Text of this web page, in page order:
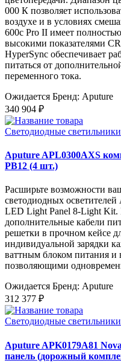
000 К позволяет
воздухе и в условиях
600c Pro II имеет
высокими показателями
HyperSync обеспечивает
питаться от
переменного тока.
Ожидается Бренд: Aputure
340 904 ₽
Светодиодные светильники
Aputure APL0300AXS
PB12 (4 шт.)
Расширьте возможности
светодиодных
LED Light Panel 8-Light Kit.
дополнительные кабели
решетки в прочном кейсе
индивидуальной зарядки
ваттным блоком питания и
позволяющими
Ожидается Бренд: Aputure
312 377 ₽
Светодиодные светильники
Aputure APK0179A81
панель (дорожный